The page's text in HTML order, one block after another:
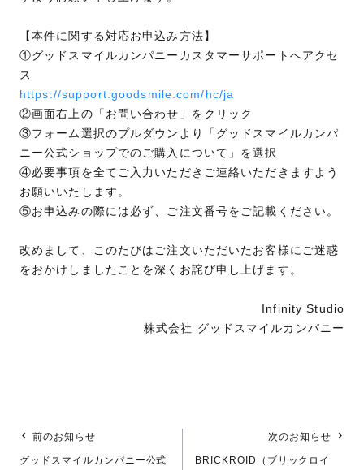
【本件に関する対応お申込み方法】
①グッドスマイルカンパニーカスタマーサポートへアクセ
ス
https://support.goodsmile.com/hc/ja
②画面右上の「お問い合わせ」をクリック
③フォーム選択のプルダウンより「グッドスマイルカンパ
ニー公式ショップでのご購入について」を選択
④必要事項を全てご入力いただきご連絡いただきますよう
お願いいたします。
⑤お申込みの際には必ず、ご注文番号をご記載ください。
改めまして、このたびはご注文いただいたお客様にご迷惑
をおかけしましたことを深くお詫び申し上げます。
Infinity Studio
株式会社 グッドスマイルカンパニー
前のお知らせ
グッドスマイルカンパニー公式
次のお知らせ
BRICKROID（ブリックロイ